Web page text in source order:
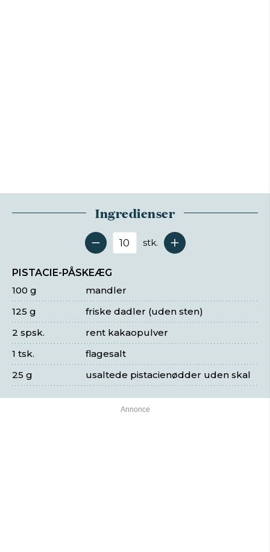
Ingredienser
Antal serveringer
stk.
PISTACIE-PÅSKEÆG
mandler
100 g
friske dadler (uden sten)
125 g
rent kakaopulver
2 spsk.
flagesalt
1 tsk.
usaltede pistacienødder uden skal
25 g